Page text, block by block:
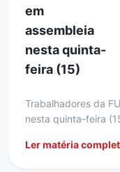
em
assembleia
nesta quinta-
feira (15)
Trabalhadores da
nesta quinta-feira
Ler matéria